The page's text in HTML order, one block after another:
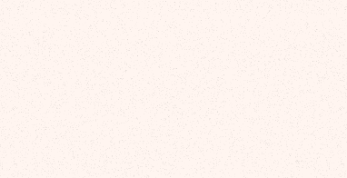
con Gas «Inesperadamente